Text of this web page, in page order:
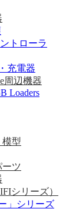
トローラ
充電器
周辺機器
Loaders
模型
ーツ
シリーズ）
」シリーズ